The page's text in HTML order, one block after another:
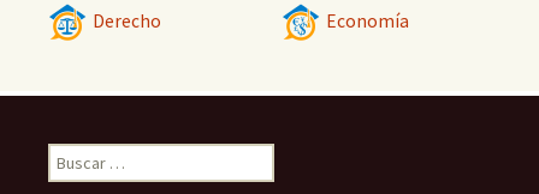
Derecho Economía
Buscar: